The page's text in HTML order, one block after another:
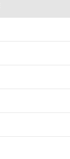
Jetbot curata toata
Senzorul LiDAR
deplaseaza eficient